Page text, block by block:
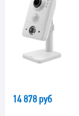
14 878 руб